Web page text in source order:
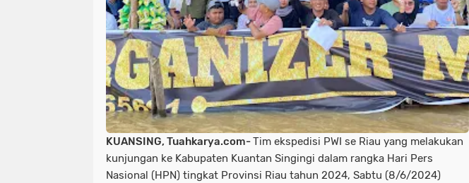
KUANSING, Tuahkarya.com-Tim ekspedisi PWI se Riau yang melakukan
kunjungan ke Kabupaten Kuantan Singingi dalam rangka Hari Pers
Nasional (HPN) tingkat Provinsi Riau tahun 2024, Sabtu (8/6/2024)